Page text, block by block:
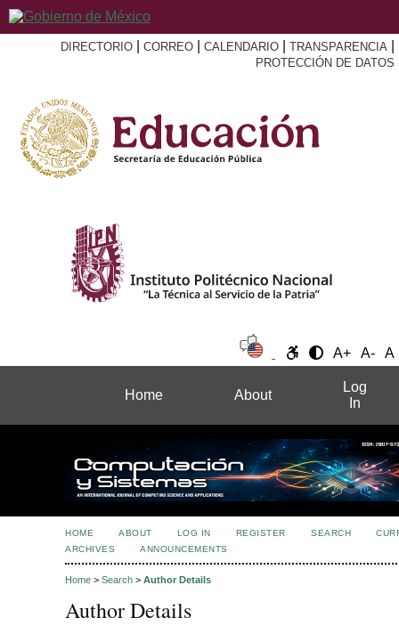
DIRECTORIO CORREO CALENDARIO TRANSPARENCIA
PROTECCIÓN DE DATOS
A+ A- A
Home About
Log
In
HOME ABOUT LOG IN REGISTER SEARCH
ARCHIVES
ANNOUNCEMENTS
Home > Search > Author Details
Author Details